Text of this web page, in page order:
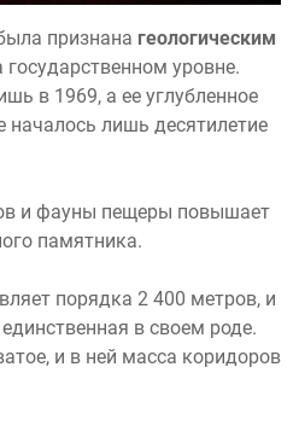
признана геологическим
государственном уровне.
в 1969, а ее углубленное
началось лишь десятилетие
и фауны пещеры повышает
памятника.
порядка 2 400 метров, и
в своем роде.
и в ней масса коридоров